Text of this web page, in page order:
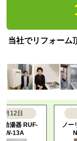
当社でリフォーム
日
器 RUF-
ノーリ
N0-